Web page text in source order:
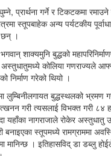
प्रार्थना गर्ने र टिकटकमा
स्तूपबाहेक अन्य पर्यटकीय
छन् ।
शाक्यमुनि बुद्धको
कोलिया गणराज्यले
निर्माण गरेको थियो ।
लुम्बिनीलगायत बुद्धस्थलको भ्रमण
गरी त्यसलाई विभक्त गरी ८४
यहाँका नागराजाले रोकेर अस्तुधातु
स्तूपमध्ये रामग्राममा
। इतिहासविद् डा डब्लु